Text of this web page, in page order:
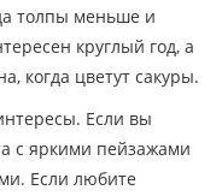
толпы меньше и
круглый год, а
когда цветут сакуры.
Если вы
с яркими пейзажами
Если любите